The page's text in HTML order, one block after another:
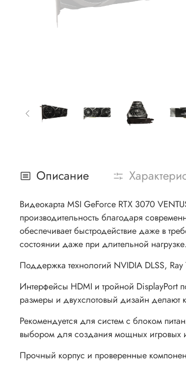
Описание
Видеокарта MSI GeForce RTX 3070
производительность благодаря
обеспечивает быстродействие даже в
состоянии даже при длительной нагрузке.
Поддержка технологий NVIDIA DLSS,
Интерфейсы HDMI и тройной DisplayPort
размеры и двухслотовый дизайн делают
Рекомендуется для систем с блоком
выбором для создания мощных игровых
Прочный корпус и проверенные